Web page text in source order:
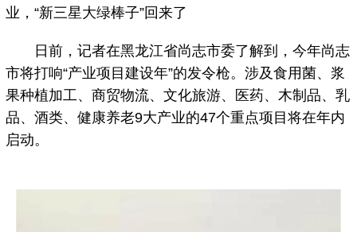
业，“新三星大绿棒子”回来了
日前，记者在黑龙江省尚志市委了解到，今年尚志
市将打响“产业项目建设年”的发令枪。涉及食用菌、浆
果种植加工、商贸物流、文化旅游、医药、木制品、乳
品、酒类、健康养老9大产业的47个重点项目将在年内
启动。